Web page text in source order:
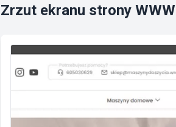
Zrzut ekranu strony WWW